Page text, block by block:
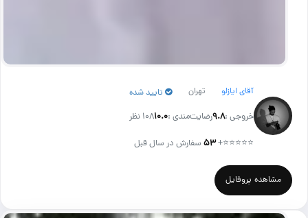
آقای ایازلو تهران تایید شده
خروجی :۹.۸رضایت‌مندی :۱۰.۰108 نظر
⭐⭐⭐⭐⭐
+۵۳سفارش در سال قبل
مشاهده پروفایل